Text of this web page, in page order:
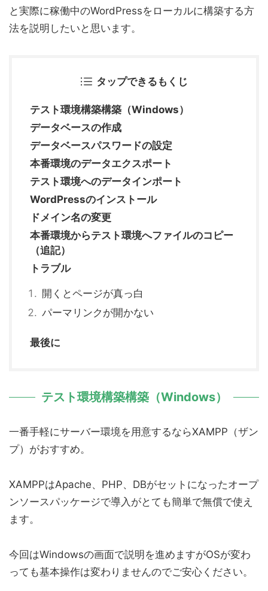
と実際に稼働中のWordPressをローカルに構築する方
法を説明したいと思います。
タップできるもくじ
テスト環境構築構築（Windows）
データベースの作成
データベースパスワードの設定
本番環境のデータエクスポート
テスト環境へのデータインポート
WordPressのインストール
ドメイン名の変更
本番環境からテスト環境へファイルのコピー
（追記）
トラブル
開くとページが真っ白
パーマリンクが開かない
最後に
テスト環境構築構築（Windows）
一番手軽にサーバー環境を用意するならXAMPP（ザン
プ）がおすすめ。
XAMPPはApache、PHP、DBがセットになったオープ
ンソースパッケージで導入がとても簡単で無償で使え
ます。
今回はWindowsの画面で説明を進めますがOSが変わ
っても基本操作は変わりませんのでご安心ください。